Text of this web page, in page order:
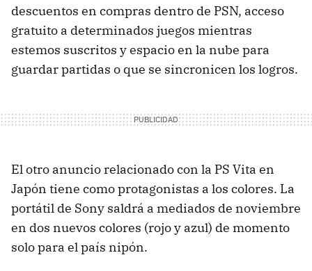
descuentos en compras dentro de PSN, acceso
gratuito a determinados juegos mientras
estemos suscritos y espacio en la nube para
guardar partidas o que se sincronicen los logros.
El otro anuncio relacionado con la PS Vita en
Japón tiene como protagonistas a los colores. La
portátil de Sony saldrá a mediados de noviembre
en dos nuevos colores (rojo y azul) de momento
solo para el país nipón.